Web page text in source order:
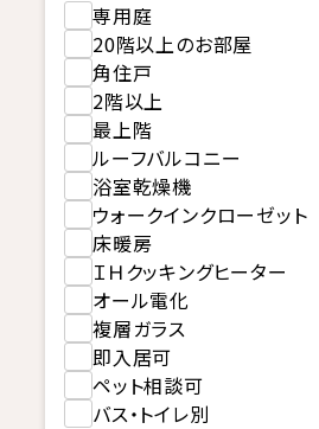
専用庭
20階以上のお部屋
角住戸
2階以上
最上階
ルーフバルコニー
浴室乾燥機
ウォークインクローゼット
床暖房
ＩＨクッキングヒーター
オール電化
複層ガラス
即入居可
ペット相談可
バス・トイレ別